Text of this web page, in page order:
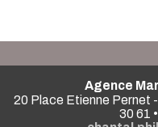
Agence
20 Place Etienne Pernet
30 61